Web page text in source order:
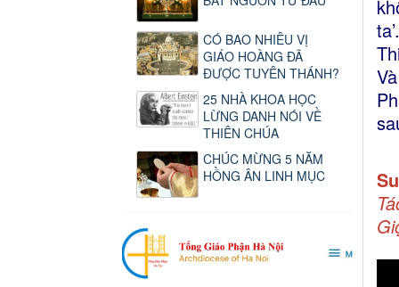
CÓ BAO NHIÊU VỊ
GIÁO HOÀNG ĐÃ
ĐƯỢC TUYÊN THÁNH?
25 NHÀ KHOA HỌC
LỪNG DANH NÓI VỀ
THIÊN CHÚA
CHÚC MỪNG 5 NĂM
HỒNG ÂN LINH MỤC